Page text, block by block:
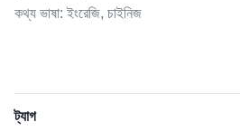
কথ্য ভাষা: ইংরেজি, চাইনিজ
ট্যাগ